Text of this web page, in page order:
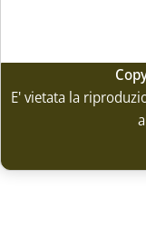
E' vietata la